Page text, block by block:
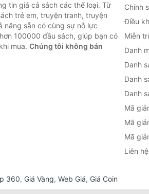
tin giá cả sách các thể loại. Từ
trẻ em, truyện tranh, truyện
năng sẵn có cùng sự nỗ lực
100000 đầu sách, giúp bạn có
mua. Chúng tôi không bán
Chính
Điều
Miễn
Danh
Danh
Danh
Danh
Mã
Mã
Mã
Liên hệ
360, Giá Vàng, Web Giá, Giá Coin